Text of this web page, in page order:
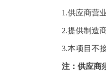
1.供应商营
2.提供制造
3.本项目不
注：供应商